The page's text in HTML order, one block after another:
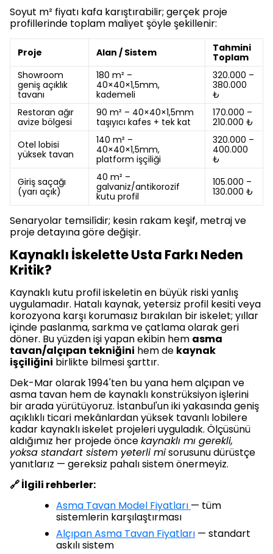
Soyut m² fiyatı kafa karıştırabilir; gerçek proje
profillerinde toplam maliyet şöyle şekillenir:
Proje Alan / Sistem
Tahmini
Toplam
Showroom
geniş açıklık
tavanı
180 m² –
40×40×1,5mm,
kademeli
320.000 –
380.000
₺
Restoran ağır
avize bölgesi
90 m² – 40×40×1,5mm
taşıyıcı kafes + tek kat
170.000 –
210.000 ₺
Otel lobisi
yüksek tavan
140 m² –
40×40×1,5mm,
platform işçiliği
320.000 –
400.000
₺
Giriş saçağı
(yarı açık)
40 m² –
galvaniz/antikorozif
kutu profil
105.000 –
130.000 ₺
Senaryolar temsilîdir; kesin rakam keşif, metraj ve
proje detayına göre değişir.
Kaynaklı İskelette Usta Farkı Neden
Kritik?
Kaynaklı kutu profil iskeletin en büyük riski yanlış
uygulamadır. Hatalı kaynak, yetersiz profil kesiti veya
korozyona karşı korumasız bırakılan bir iskelet; yıllar
içinde paslanma, sarkma ve çatlama olarak geri
döner. Bu yüzden işi yapan ekibin hem asma
tavan/alçıpan tekniğini hem de kaynak
işçiliğini birlikte bilmesi şarttır.
Dek-Mar olarak 1994'ten bu yana hem alçıpan ve
asma tavan hem de kaynaklı konstrüksiyon işlerini
bir arada yürütüyoruz. İstanbul'un iki yakasında geniş
açıklıklı ticari mekânlardan yüksek tavanlı lobilere
kadar kaynaklı iskelet projeleri uyguladık. Ölçüsünü
aldığımız her projede öncekaynaklı mı gerekli,
yoksa standart sistem yeterli misorusunu dürüstçe
yanıtlarız — gereksiz pahalı sistem önermeyiz.
🔗 İlgili rehberler:
Asma Tavan Model Fiyatları — tüm
sistemlerin karşılaştırması
Alçıpan Asma Tavan Fiyatları — standart
askılı sistem